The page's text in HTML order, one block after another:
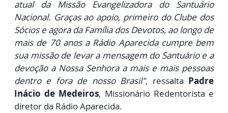
atual da Missão Evangelizadora do Santuário
Nacional. Graças ao apoio, primeiro do Clube dos
Sócios e agora da Família dos Devotos, ao longo de
mais de 70 anos a Rádio Aparecida cumpre bem
sua missão de levar a mensagem do Santuário e a
devoção a Nossa Senhora a mais e mais pessoas
dentro e fora de nosso Brasil", ressalta Padre
Inácio de Medeiros, Missionário Redentorista e
diretor da Rádio Aparecida.